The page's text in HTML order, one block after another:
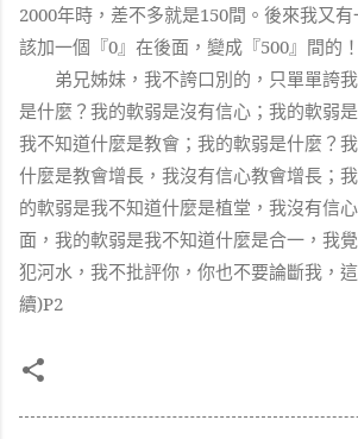
2000年時，差不多就是150間。後來我又
該加一個『0』在後面，變成『500』間的！
弟兄姊妹，我不誇口別的，只單單誇我
是什麼？我的軟弱是沒有信心；我的軟弱
我不知道什麼是教會；我的軟弱是什麼？
什麼是教會增長，我沒有信心教會增長；
的軟弱是我不知道什麼是植堂，我沒有信
面，我的軟弱是我不知道什麼是合一，我
犯河水，我不批評你，你也不要論斷我，
續)P2